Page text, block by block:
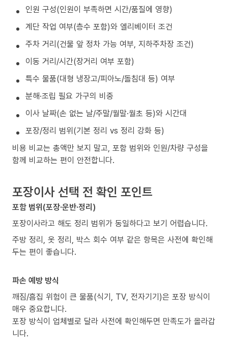
인원 구성(인원이 부족하면 시간/품질에 영향)
계단 작업 여부(층수 포함)와 엘리베이터 조건
주차 거리(건물 앞 정차 가능 여부, 지하주차장 조건)
이동 거리/시간(장거리 여부 포함)
특수 물품(대형 냉장고/피아노/돌침대 등) 여부
분해·조립 필요 가구의 비중
이사 날짜(손 없는 날/주말/월말·월초 등)와 시간대
포장/정리 범위(기본 정리 vs 정리 강화 등)
비용 비교는 총액만 보지 말고, 포함 범위와 인원/차량 구성을
함께 비교하는 편이 안전합니다.
포장이사 선택 전 확인 포인트
포함 범위(포장·운반·정리)
포장이사라고 해도 정리 범위가 동일하다고 보기 어렵습니다.
주방 정리, 옷 정리, 박스 회수 여부 같은 항목은 사전에 확인해
두는 편이 좋습니다.
파손 예방 방식
깨짐/흠집 위험이 큰 물품(식기, TV, 전자기기)은 포장 방식이
매우 중요합니다.
포장 방식이 업체별로 달라 사전에 확인해두면 만족도가 올라갑
니다.